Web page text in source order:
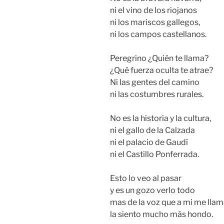
ni el vino de los riojanos
ni los mariscos gallegos,
ni los campos castellanos.
Peregrino ¿Quién te llama?
¿Qué fuerza oculta te atrae?
Ni las gentes del camino
ni las costumbres rurales.
No es la historia y la cultura,
ni el gallo de la Calzada
ni el palacio de Gaudí
ni el Castillo Ponferrada.
Esto lo veo al pasar
y es un gozo verlo todo
mas de la voz que a mi me
la siento mucho más hondo.